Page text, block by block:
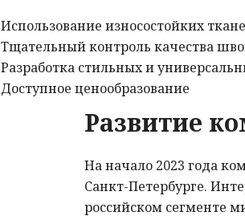
Использование износостойких
Тщательный контроль качества
Разработка стильных и
Доступное ценообразование
Развитие
На начало 2023 года
Санкт-Петербурге.
российском сегменте